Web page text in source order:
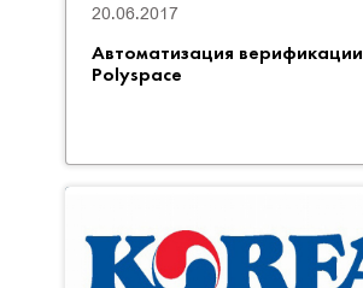
Автоматизация верификации
Polyspace
20.06.2017